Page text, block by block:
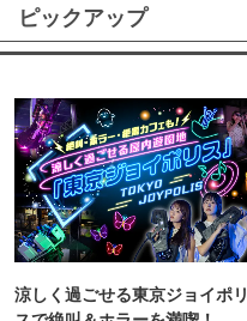
ピックアップ
涼しく過ごせる東京ジョイポリ